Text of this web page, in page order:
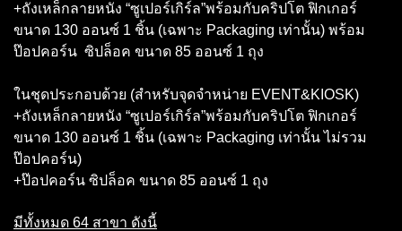
+ถังเหล็กลายหนัง “ซูเปอร์เกิร์ล”พร้อมกับคริปโต ฟิกเกอร์
ขนาด 130 ออนซ์ 1 ชิ้น (เฉพาะ Packaging เท่านั้น) พร้อม
ป๊อปคอร์น ซิปล็อค ขนาด 85 ออนซ์ 1 ถุง
ในชุดประกอบด้วย (สำหรับจุดจำหน่าย EVENT&KIOSK)
+ถังเหล็กลายหนัง “ซูเปอร์เกิร์ล”พร้อมกับคริปโต ฟิกเกอร์
ขนาด 130 ออนซ์ 1 ชิ้น (เฉพาะ Packaging เท่านั้น ไม่รวม
ป๊อปคอร์น)
+ป๊อปคอร์น ซิปล็อค ขนาด 85 ออนซ์ 1 ถุง
มีทั้งหมด 64 สาขา ดังนี้